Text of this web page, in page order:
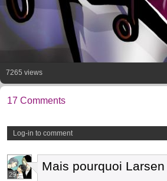
7265 views
17 Comments
Log-in to comment
29
Mais pourquoi